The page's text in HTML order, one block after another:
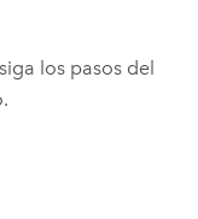
los pasos del